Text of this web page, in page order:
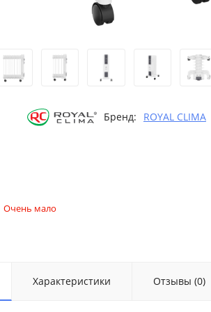
Бренд: ROYAL CLIMA
Очень мало
Характеристики Отзывы (0)